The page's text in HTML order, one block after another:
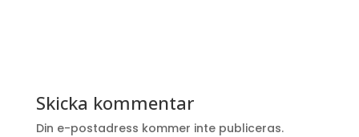
Skicka kommentar
Din e-postadress kommer inte publiceras.